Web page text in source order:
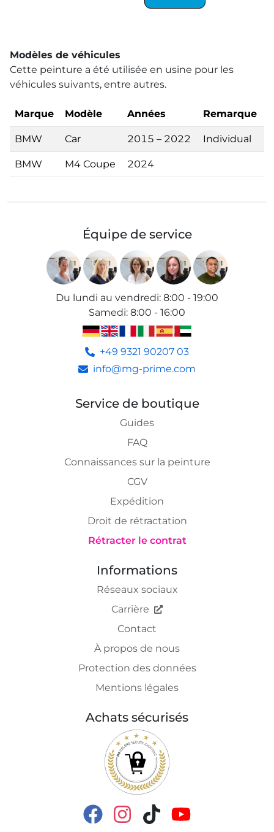
Modèles de véhicules
Cette peinture a été utilisée en usine pour les
véhicules suivants, entre autres.
Marque Modèle Années Remarque
BMW Car 2015 – 2022 Individual
BMW M4 Coupe 2024
Équipe de service
Du lundi au vendredi: 8:00 - 19:00
Samedi: 8:00 - 16:00
+49 9321 90207 03
info@mg-prime.com
Service de boutique
Guides
FAQ
Connaissances sur la peinture
CGV
Expédition
Droit de rétractation
Rétracter le contrat
Informations
Réseaux sociaux
Carrière
Contact
À propos de nous
Protection des données
Mentions légales
Achats sécurisés